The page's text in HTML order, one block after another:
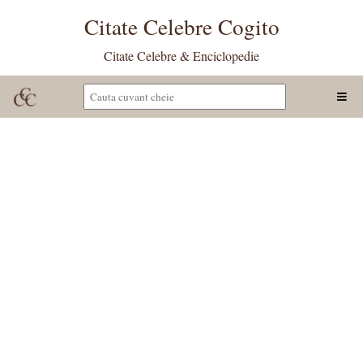
Citate Celebre Cogito
Citate Celebre & Enciclopedie